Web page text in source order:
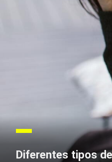
Diferentes tipos